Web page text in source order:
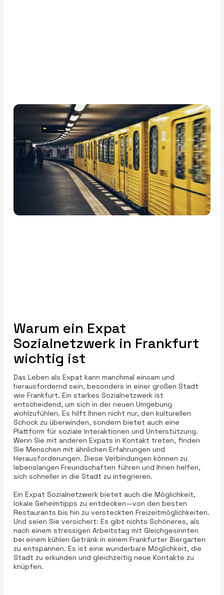
Warum ein Expat
Sozialnetzwerk in Frankfurt
wichtig ist
Das Leben als Expat kann manchmal einsam und
herausfordernd sein, besonders in einer großen Stadt
wie Frankfurt. Ein starkes Sozialnetzwerk ist
entscheidend, um sich in der neuen Umgebung
wohlzufühlen. Es hilft Ihnen nicht nur, den kulturellen
Schock zu überwinden, sondern bietet auch eine
Plattform für soziale Interaktionen und Unterstützung.
Wenn Sie mit anderen Expats in Kontakt treten, finden
Sie Menschen mit ähnlichen Erfahrungen und
Herausforderungen. Diese Verbindungen können zu
lebenslangen Freundschaften führen und Ihnen helfen,
sich schneller in die Stadt zu integrieren.
Ein Expat Sozialnetzwerk bietet auch die Möglichkeit,
lokale Geheimtipps zu entdecken—von den besten
Restaurants bis hin zu versteckten Freizeitmöglichkeiten.
Und seien Sie versichert: Es gibt nichts Schöneres, als
nach einem stressigen Arbeitstag mit Gleichgesinnten
bei einem kühlen Getränk in einem Frankfurter Biergarten
zu entspannen. Es ist eine wunderbare Möglichkeit, die
Stadt zu erkunden und gleichzeitig neue Kontakte zu
knüpfen.